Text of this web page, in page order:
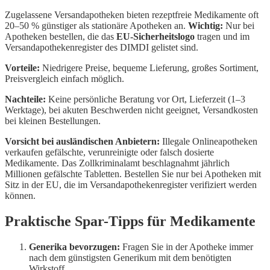
Zugelassene Versandapotheken bieten rezeptfreie Medikamente oft
20–50 % günstiger als stationäre Apotheken an. Wichtig: Nur bei
Apotheken bestellen, die das EU-Sicherheitslogo tragen und im
Versandapothekenregister des DIMDI gelistet sind.
Vorteile: Niedrigere Preise, bequeme Lieferung, großes Sortiment,
Preisvergleich einfach möglich.
Nachteile: Keine persönliche Beratung vor Ort, Lieferzeit (1–3
Werktage), bei akuten Beschwerden nicht geeignet, Versandkosten
bei kleinen Bestellungen.
Vorsicht bei ausländischen Anbietern: Illegale Onlineapotheken
verkaufen gefälschte, verunreinigte oder falsch dosierte
Medikamente. Das Zollkriminalamt beschlagnahmt jährlich
Millionen gefälschte Tabletten. Bestellen Sie nur bei Apotheken mit
Sitz in der EU, die im Versandapothekenregister verifiziert werden
können.
Praktische Spar-Tipps für Medikamente
Generika bevorzugen: Fragen Sie in der Apotheke immer
nach dem günstigsten Generikum mit dem benötigten